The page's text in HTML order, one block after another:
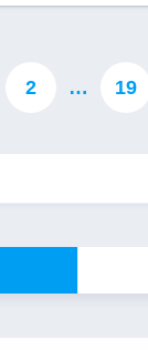
2 … 19